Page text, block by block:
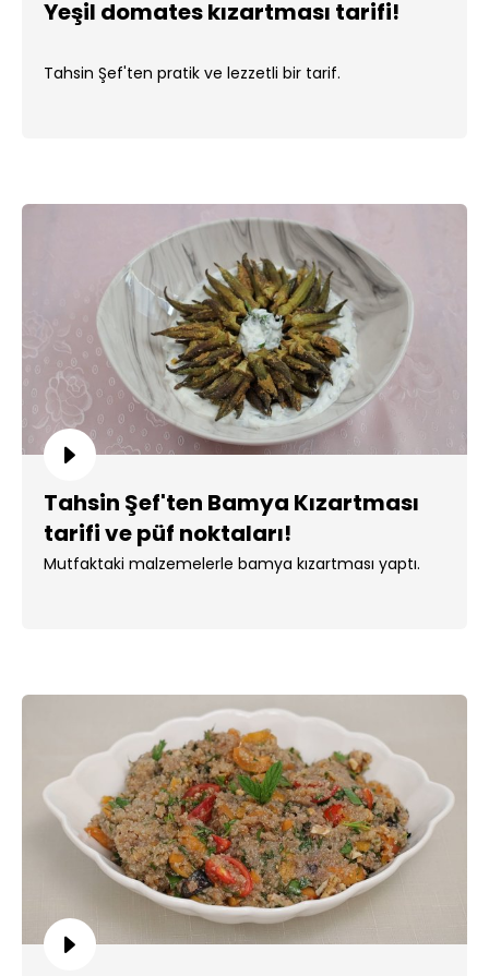
Yeşil domates kızartması tarifi!
Tahsin Şef'ten pratik ve lezzetli bir tarif.
Tahsin Şef'ten Bamya Kızartması
tarifi ve püf noktaları!
Mutfaktaki malzemelerle bamya kızartması yaptı.